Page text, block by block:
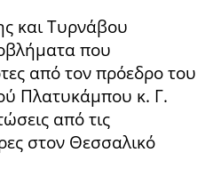
και Τυρνάβου
που
από τον πρόεδρο του
Πλατυκάμπου κ. Γ.
από τις
στον Θεσσαλικό